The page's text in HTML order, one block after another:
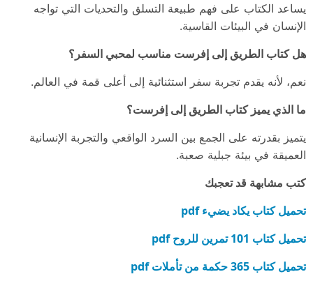
يساعد الكتاب على فهم طبيعة التسلق والتحديات التي تواجه
الإنسان في البيئات القاسية.
هل كتاب الطريق إلى إفرست مناسب لمحبي السفر؟
نعم، لأنه يقدم تجربة سفر استثنائية إلى أعلى قمة في العالم.
ما الذي يميز كتاب الطريق إلى إفرست؟
يتميز بقدرته على الجمع بين السرد الواقعي والتجربة الإنسانية
العميقة في بيئة جبلية صعبة.
كتب مشابهة قد تعجبك
تحميل كتاب يكاد يضيء pdf
تحميل كتاب 101 تمرين للروح pdf
تحميل كتاب 365 حكمة من تأملات pdf